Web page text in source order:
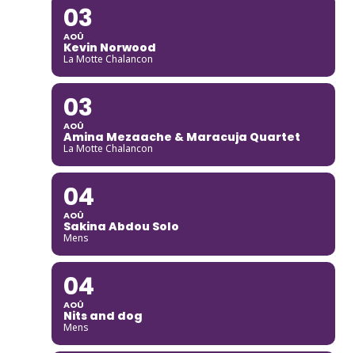
03
AOÛ
Kevin Norwood
La Motte Chalancon
03
AOÛ
Amina Mezaache & Maracuja Quartet
La Motte Chalancon
04
AOÛ
Sakina Abdou Solo
Mens
04
AOÛ
Nits and dog
Mens